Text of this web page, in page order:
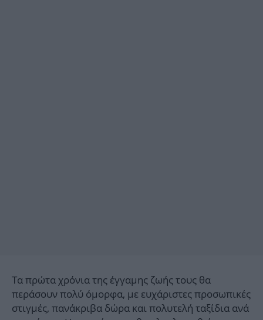
Τα πρώτα χρόνια της έγγαμης ζωής τους θα
περάσουν πολύ όμορφα, με ευχάριστες προσωπικές
στιγμές, πανάκριβα δώρα και πολυτελή ταξίδια ανά